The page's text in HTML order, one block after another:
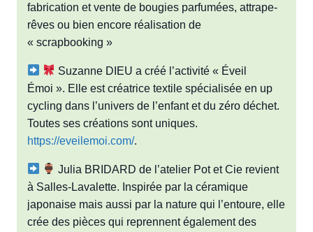
fabrication et vente de bougies parfumées, attrape-
rêves ou bien encore réalisation de
« scrapbooking »
Suzanne DIEU a créé l’activité « Éveil
Émoi ». Elle est créatrice textile spécialisée en up
cycling dans l’univers de l’enfant et du zéro déchet.
Toutes ses créations sont uniques.
https://eveilemoi.com/.
Julia BRIDARD de l’atelier Pot et Cie revient
à Salles-Lavalette. Inspirée par la céramique
japonaise mais aussi par la nature qui l’entoure, elle
crée des pièces qui reprennent également des